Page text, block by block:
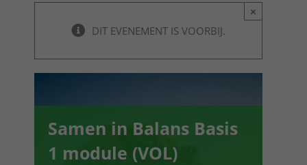
×
DIT EVENEMENT IS VOORBIJ.
Samen in Balans Basis
1 module (VOL)